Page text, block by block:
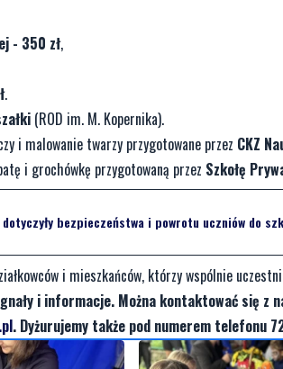
- 350 zł,
.
(ROD im. M. Kopernika).
i malowanie twarzy przygotowane przez CKZ
i grochówkę przygotowaną przez Szkołę
bezpieczeństwa i powrotu uczniów do
i mieszkańców, którzy wspólnie
i informacje. Można kontaktować się z
. Dyżurujemy także pod numerem telefonu